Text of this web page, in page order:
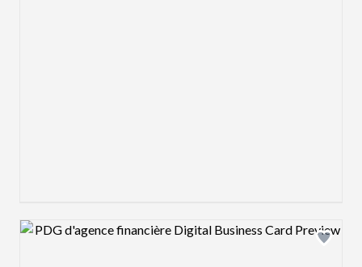
Design preview image